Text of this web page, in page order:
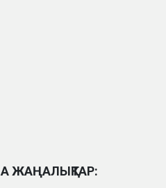
ЖАҢАЛЫҚТАР: